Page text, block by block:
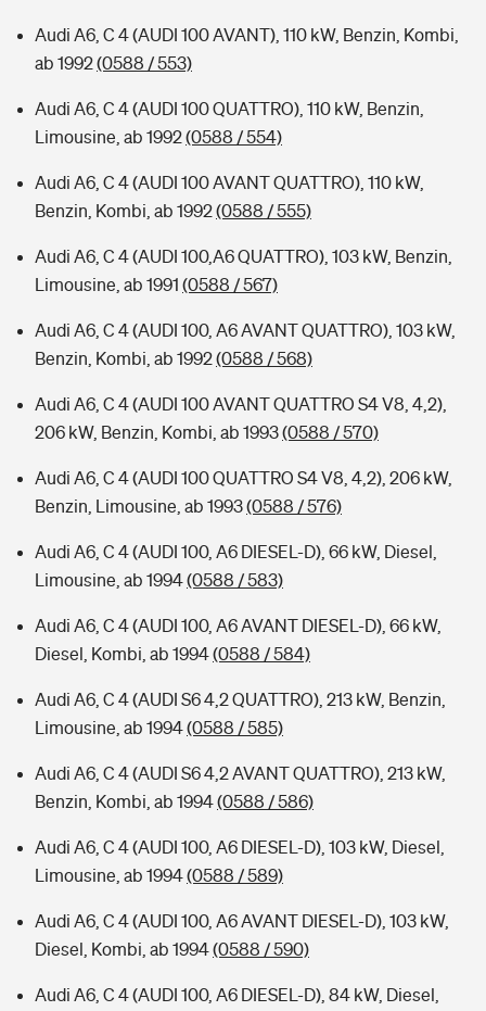
Audi A6, C 4 (AUDI 100 AVANT), 110 kW, Benzin, Kombi,
ab 1992(0588 / 553)
Audi A6, C 4 (AUDI 100 QUATTRO), 110 kW, Benzin,
Limousine, ab 1992(0588 / 554)
Audi A6, C 4 (AUDI 100 AVANT QUATTRO), 110 kW,
Benzin, Kombi, ab 1992(0588 / 555)
Audi A6, C 4 (AUDI 100,A6 QUATTRO), 103 kW, Benzin,
Limousine, ab 1991 (0588 / 567)
Audi A6, C 4 (AUDI 100, A6 AVANT QUATTRO), 103 kW,
Benzin, Kombi, ab 1992(0588 / 568)
Audi A6, C 4 (AUDI 100 AVANT QUATTRO S4 V8, 4,2),
206 kW, Benzin, Kombi, ab 1993(0588 / 570)
Audi A6, C 4 (AUDI 100 QUATTRO S4 V8, 4,2), 206 kW,
Benzin, Limousine, ab 1993(0588 / 576)
Audi A6, C 4 (AUDI 100, A6 DIESEL-D), 66 kW, Diesel,
Limousine, ab 1994(0588 / 583)
Audi A6, C 4 (AUDI 100, A6 AVANT DIESEL-D), 66 kW,
Diesel, Kombi, ab 1994(0588 / 584)
Audi A6, C 4 (AUDI S6 4,2 QUATTRO), 213 kW, Benzin,
Limousine, ab 1994(0588 / 585)
Audi A6, C 4 (AUDI S6 4,2 AVANT QUATTRO), 213 kW,
Benzin, Kombi, ab 1994(0588 / 586)
Audi A6, C 4 (AUDI 100, A6 DIESEL-D), 103 kW, Diesel,
Limousine, ab 1994(0588 / 589)
Audi A6, C 4 (AUDI 100, A6 AVANT DIESEL-D), 103 kW,
Diesel, Kombi, ab 1994(0588 / 590)
Audi A6, C 4 (AUDI 100, A6 DIESEL-D), 84 kW, Diesel,